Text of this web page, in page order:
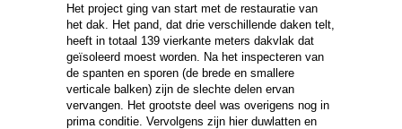
Het project ging van start met de restauratie van
het dak. Het pand, dat drie verschillende daken telt,
heeft in totaal 139 vierkante meters dakvlak dat
geïsoleerd moest worden. Na het inspecteren van
de spanten en sporen (de brede en smallere
verticale balken) zijn de slechte delen ervan
vervangen. Het grootste deel was overigens nog in
prima conditie. Vervolgens zijn hier duwlatten en